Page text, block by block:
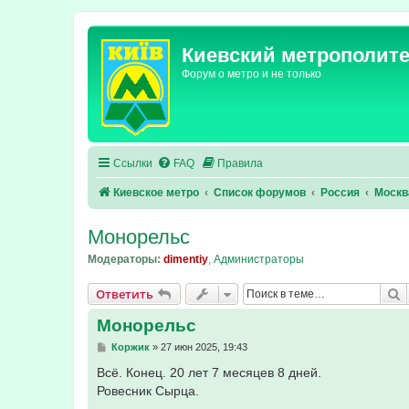
Киевский
Форум о метро и не только
Ссылки FAQ Правила
Киевское метро Список форумов Россия
Монорельс
Модераторы: dimentiy, Администраторы
Ответить
Монорельс
С
о
щ
Коржик» 27 июн 2025, 19:43
Всё. Конец. 20 лет 7 месяцев 8 дней.
Ровесник Сырца.